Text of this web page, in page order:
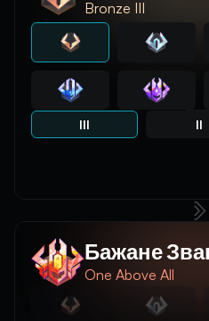
Bronze III
III II
Бажане
One Above All